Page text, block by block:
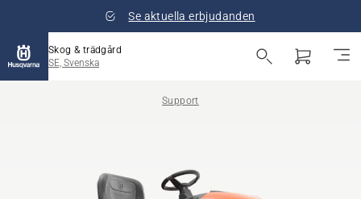
Se aktuella erbjudanden
Skog & trädgård
SE, Svenska
Support